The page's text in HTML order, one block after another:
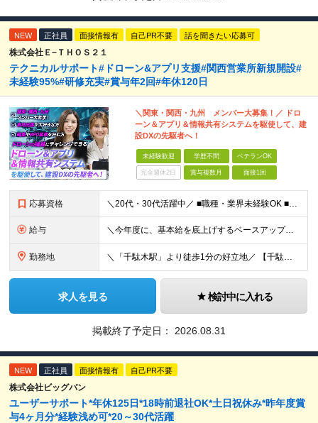
NEW 正社員 面接情報有 自己PR不要 話を聞きたい応募可
株式会社Ｅ−ＴＨＯＳ２１
テクニカルサポート#ドローン&アプリ支援#関西営業所新規開設#
未経験95%#研修充実#賞与年2回#年休120日
＼関東・関西・九州 メンバー大募集！／ ドロ
ーン＆アプリ＆情報共有システムを駆使して、建
設DXの先駆者へ！
未経験歓迎 学歴不問 ベテランOK
完全週休2日 賞与複数月 面接1回
応募資格 ＼20代・30代活躍中／ ■職種・業界未経験OK ■第二新卒歓迎 ■学歴不問 ＼こんな方にぴったりです／ ◎ドローン操縦、最新のガジェット、映像クリエイティブに興味がある方 ◎ゲームや機械をいじるの
給与 ＼今年度に、基本給を底上げするベースアップを実施！／ ◆月給23万～40万円＋賞与年2回＋交通費全額支給 ※経験・資格・能力等を考慮の上、当社規定により優遇します。 ※上記の金額に加えて、時間外手当
勤務地 ＼「千駄木駅」より徒歩1分の好立地／ 【千駄木営業所】 東京都文京区千駄木3-31-12 ワコーレ千駄木ビル4階 ☆他の拠点でも募集中！ 【関西営業所】 大阪府大阪市西区西本町1-7-21 ニシモト
求人を見る 検討中に入れる
掲載終了予定日： 2026.08.31
NEW 正社員 面接情報有 自己PR不要
株式会社ビッグバン
ユーザーサポート*年休125日*18時前退社OK*土日祝休み*昨年度賞
与4ヶ月分*経験浅め可*20～30代活躍